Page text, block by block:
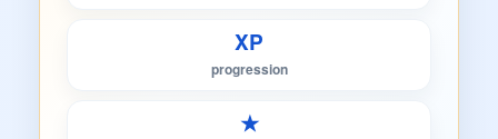
XP
progression
★